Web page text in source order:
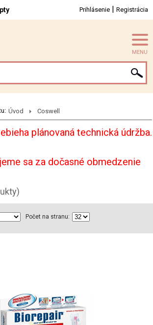
Prihlásenie | Registrácia
MENU
Úvod Coswell
plánovaná technická údržba.
sa za dočasné obmedzenie
Počet na stranu: